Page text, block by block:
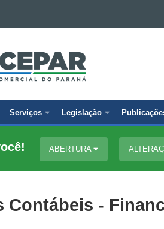
Serviços Legislação
ABERTURA
Contábeis -